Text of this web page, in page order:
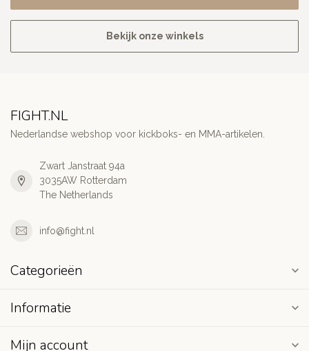
Bekijk onze winkels
FIGHT.NL
Nederlandse webshop voor kickboks- en MMA-artikelen.
Zwart Janstraat 94a
3035AW Rotterdam
The Netherlands
info@fight.nl
Categorieën
Informatie
Mijn account